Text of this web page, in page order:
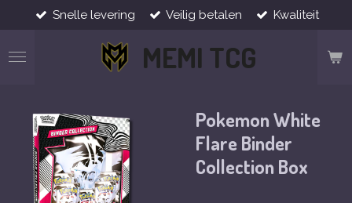
direct
naar
MEMI TCG
Snelle levering Veilig betalen Kwaliteit
Pokemon White
Flare Binder
Collection Box